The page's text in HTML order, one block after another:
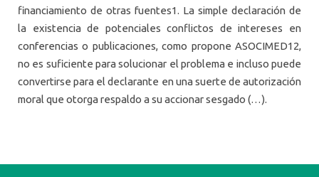
financiamiento de otras fuentes1. La simple declaración de
la existencia de potenciales conflictos de intereses en
conferencias o publicaciones, como propone ASOCIMED12,
no es suficiente para solucionar el problema e incluso puede
convertirse para el declarante en una suerte de autorización
moral que otorga respaldo a su accionar sesgado (…).